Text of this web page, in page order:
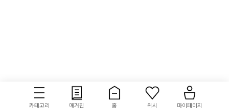
카테고리 매거진 홈 위시 마이페이지